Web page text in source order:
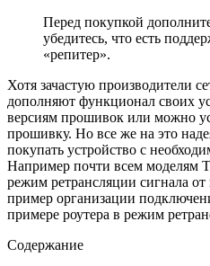
Перед покупкой
убедитесь, что есть
«репитер».
Хотя зачастую производители
дополняют функционал своих
версиям прошивок или можно
прошивку. Но все же на это
покупать устройство с
Например почти всем моделям
режим ретрансляции сигнала
пример организации
примере роутера в режим
Содержание